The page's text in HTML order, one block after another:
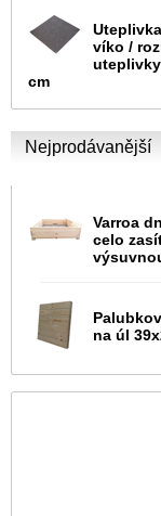
víko /
cm
Nejprodávanější
Varroa
celo
na úl